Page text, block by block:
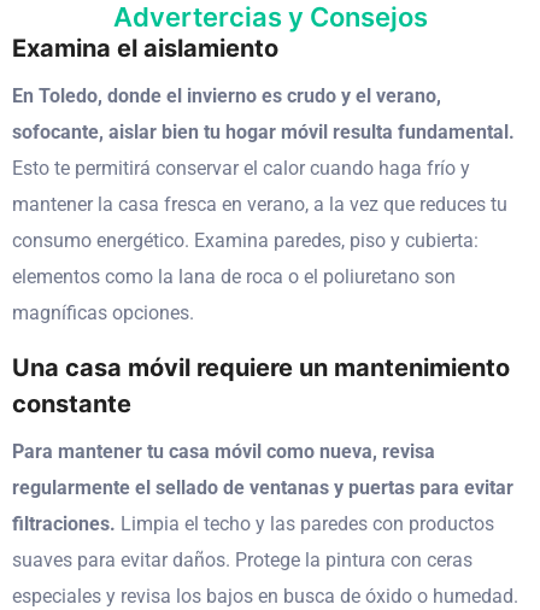
Advertercias y Consejos
Examina el aislamiento
En Toledo, donde el invierno es crudo y el verano,
sofocante, aislar bien tu hogar móvil resulta fundamental.
Esto te permitirá conservar el calor cuando haga frío y
mantener la casa fresca en verano, a la vez que reduces tu
consumo energético. Examina paredes, piso y cubierta:
elementos como la lana de roca o el poliuretano son
magníficas opciones.
Una casa móvil requiere un mantenimiento
constante
Para mantener tu casa móvil como nueva, revisa
regularmente el sellado de ventanas y puertas para evitar
filtraciones. Limpia el techo y las paredes con productos
suaves para evitar daños. Protege la pintura con ceras
especiales y revisa los bajos en busca de óxido o humedad.